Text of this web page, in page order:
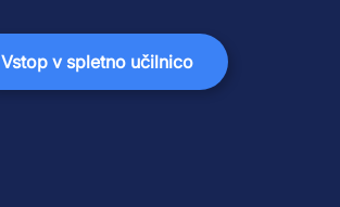
Vstop v spletno učilnico